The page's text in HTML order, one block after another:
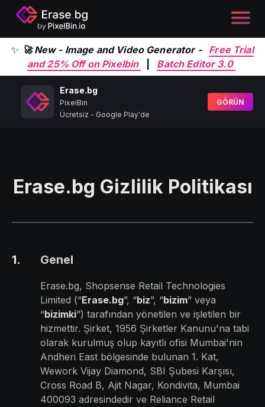
✨ 🚀 New - Image and Video Generator - Free Trial
and 25% Off on Pixelbin
Batch Editor 3.0
Erase.bg
PixelBin
Ücretsiz - Google Play'de
GÖRÜN
Erase.bg Gizlilik Politikası
1. Genel
Erase.bg, Shopsense Retail Technologies
Limited (“Erase.bg”, “biz”, “bizim” veya
“bizimki”) tarafından yönetilen ve işletilen bir
hizmettir. Şirket, 1956 Şirketler Kanunu'na tabi
olarak kurulmuş olup kayıtlı ofisi Mumbai'nin
Andheri East bölgesinde bulunan 1. Kat,
Wework Vijay Diamond, SBI Şubesi Karşısı,
Cross Road B, Ajit Nagar, Kondivita, Mumbai
400093 adresindedir ve Reliance Retail